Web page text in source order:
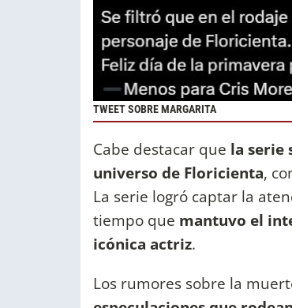
TWEET SOBRE MARGARITA
Cabe destacar que la serie
universo de Floricienta,
La serie logró captar la
tiempo que mantuvo el
icónica actriz.
Los rumores sobre la